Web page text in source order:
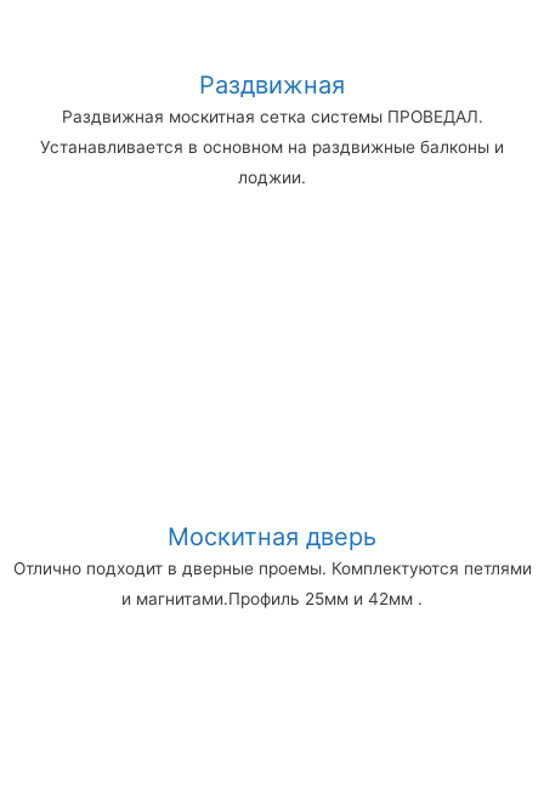
Раздвижная
Раздвижная москитная сетка системы ПРОВЕДАЛ.
Устанавливается в основном на раздвижные балконы и
лоджии.
Москитная дверь
Отлично подходит в дверные проемы. Комплектуются петлями
и магнитами.Профиль 25мм и 42мм .